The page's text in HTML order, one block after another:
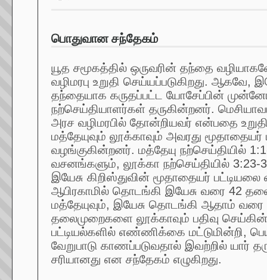
பொதுவான சந்தேகம்
யூத சமூகத்தில் ஒருவரின் தந்தை
வழிமரபு உறுதி செய்யப்படுகிறது. ஆகவே,
தந்தையாக கருதப்பட்ட யோசேப்பின்
நற்செய்தியாளர்கள் தருகின்றனர்.
அரச வழிமரபில் தோன்றியவர் என்பதை
மத்தேயுவும் லூக்காவும் அவரது மூதாதையர்
வழங்குகின்றனர். மத்தேயு நற்செய்தியில்
வசனங்களும், லூக்கா நற்செய்தியில்
இயேசு கிறிஸ்துவின் மூதாதையர்
ஆபிரகாமில் தொடங்கி இயேசு வரை 42
மத்தேயுவும், இயேசு தொடங்கி ஆதாம் வரை
தலைமுறைகளை லூக்காவும் பதிவு
பட்டியல்களில் எண்ணிக்கை மட்டுமின்றி,
வேறுபாடு காணப்படுவதால் இவற்றில் யார்
சரியானது என சந்தேகம் எழுகிறது.